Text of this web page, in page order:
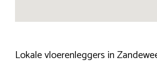
Lokale vloerenleggers in